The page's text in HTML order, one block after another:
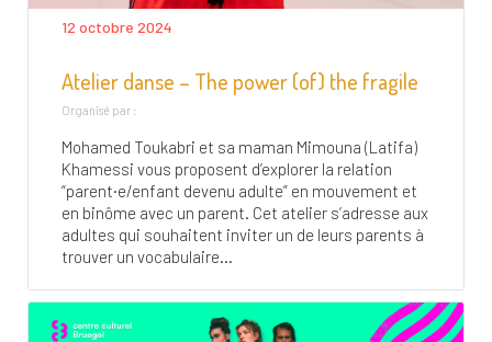
12 octobre 2024
Atelier danse – The power (of) the fragile
Organisé par :
Mohamed Toukabri et sa maman Mimouna (Latifa)
Khamessi vous proposent d’explorer la relation
“parent·e/enfant devenu adulte” en mouvement et
en binôme avec un parent. Cet atelier s’adresse aux
adultes qui souhaitent inviter un de leurs parents à
trouver un vocabulaire...